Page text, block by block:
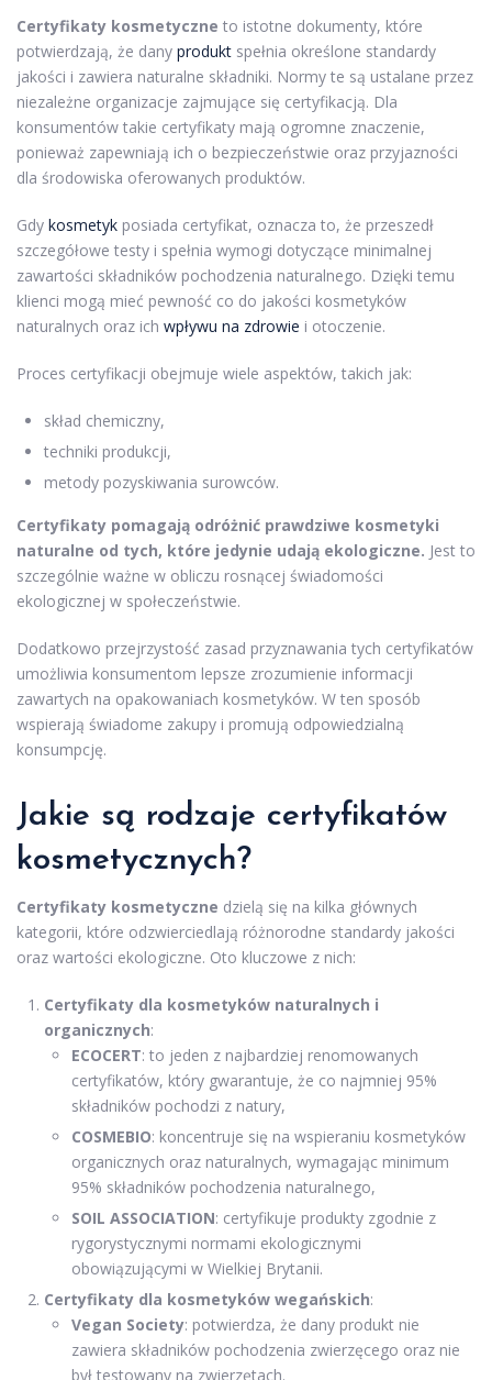
Certyfikaty kosmetyczne to istotne dokumenty, które
potwierdzają, że dany produkt spełnia określone standardy
jakości i zawiera naturalne składniki. Normy te są ustalane przez
niezależne organizacje zajmujące się certyfikacją. Dla
konsumentów takie certyfikaty mają ogromne znaczenie,
ponieważ zapewniają ich o bezpieczeństwie oraz przyjazności
dla środowiska oferowanych produktów.
Gdy kosmetyk posiada certyfikat, oznacza to, że przeszedł
szczegółowe testy i spełnia wymogi dotyczące minimalnej
zawartości składników pochodzenia naturalnego. Dzięki temu
klienci mogą mieć pewność co do jakości kosmetyków
naturalnych oraz ich wpływu na zdrowie i otoczenie.
Proces certyfikacji obejmuje wiele aspektów, takich jak:
skład chemiczny,
techniki produkcji,
metody pozyskiwania surowców.
Certyfikaty pomagają odróżnić prawdziwe kosmetyki
naturalne od tych, które jedynie udają ekologiczne. Jest to
szczególnie ważne w obliczu rosnącej świadomości
ekologicznej w społeczeństwie.
Dodatkowo przejrzystość zasad przyznawania tych certyfikatów
umożliwia konsumentom lepsze zrozumienie informacji
zawartych na opakowaniach kosmetyków. W ten sposób
wspierają świadome zakupy i promują odpowiedzialną
konsumpcję.
Jakie są rodzaje certyfikatów
kosmetycznych?
Certyfikaty kosmetyczne dzielą się na kilka głównych
kategorii, które odzwierciedlają różnorodne standardy jakości
oraz wartości ekologiczne. Oto kluczowe z nich:
Certyfikaty dla kosmetyków naturalnych i
organicznych:
ECOCERT: to jeden z najbardziej renomowanych
certyfikatów, który gwarantuje, że co najmniej 95%
składników pochodzi z natury,
COSMEBIO: koncentruje się na wspieraniu kosmetyków
organicznych oraz naturalnych, wymagając minimum
95% składników pochodzenia naturalnego,
SOIL ASSOCIATION: certyfikuje produkty zgodnie z
rygorystycznymi normami ekologicznymi
obowiązującymi w Wielkiej Brytanii.
Certyfikaty dla kosmetyków wegańskich:
Vegan Society: potwierdza, że dany produkt nie
zawiera składników pochodzenia zwierzęcego oraz nie
był testowany na zwierzętach.